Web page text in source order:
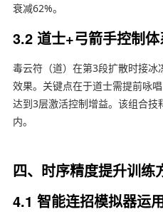
衰减62%。
3.2 道士+弓箭手控制
毒云符（道）在第3段扩散时接
效果。关键点在于道士需提前咏
达到3层激活控制增益。该组合技
内。
四、时序精度提升训练
4.1 智能连招模拟器运